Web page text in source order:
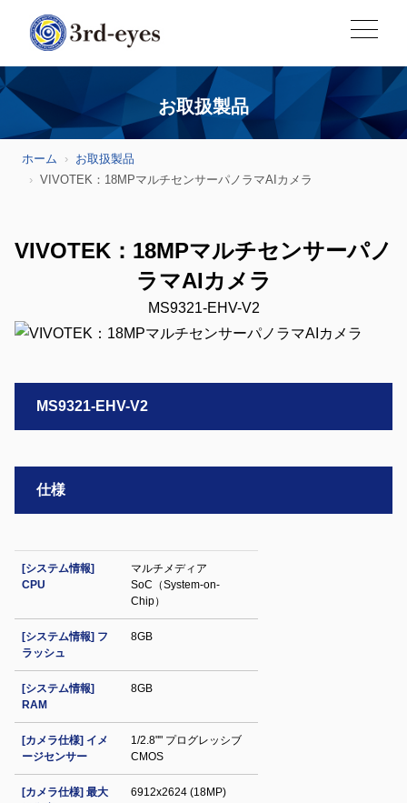
お取扱製品
ホーム
お取扱製品
VIVOTEK：18MPマルチセンサーパノラマAIカメラ
VIVOTEK：18MPマルチセンサーパノ
ラマAIカメラ
MS9321-EHV-V2
MS9321-EHV-V2
仕様
[システム情報]
CPU
マルチメディア
SoC（System-on-
Chip）
[システム情報] フ
ラッシュ
8GB
[システム情報]
RAM
8GB
[カメラ仕様] イメ
ージセンサー
1/2.8"" プログレッシブ
CMOS
[カメラ仕様] 最大
6912x2624 (18MP)